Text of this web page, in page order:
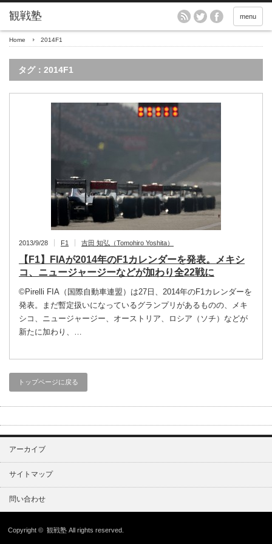
menu
Home 2014F1
タグ：2014F1
2013/9/28 F1 吉田 知弘（Tomohiro Yoshita）
【F1】FIAが2014年のF1カレンダーを発表。メキシ
コ、ニュージャージーなどが加わり全22戦に
©Pirelli FIA（国際自動車連盟）は27日、2014年のF1カレンダーを
発表。まだ暫定扱いになっているグランプリがあるものの、メキ
シコ、ニュージャージー、オーストリア、ロシア（ソチ）などが
新たに加わり、…
トップページに戻る
アーカイブ
サイトマップ
問い合わせ
Copyright ©観戦塾 All rights reserved.